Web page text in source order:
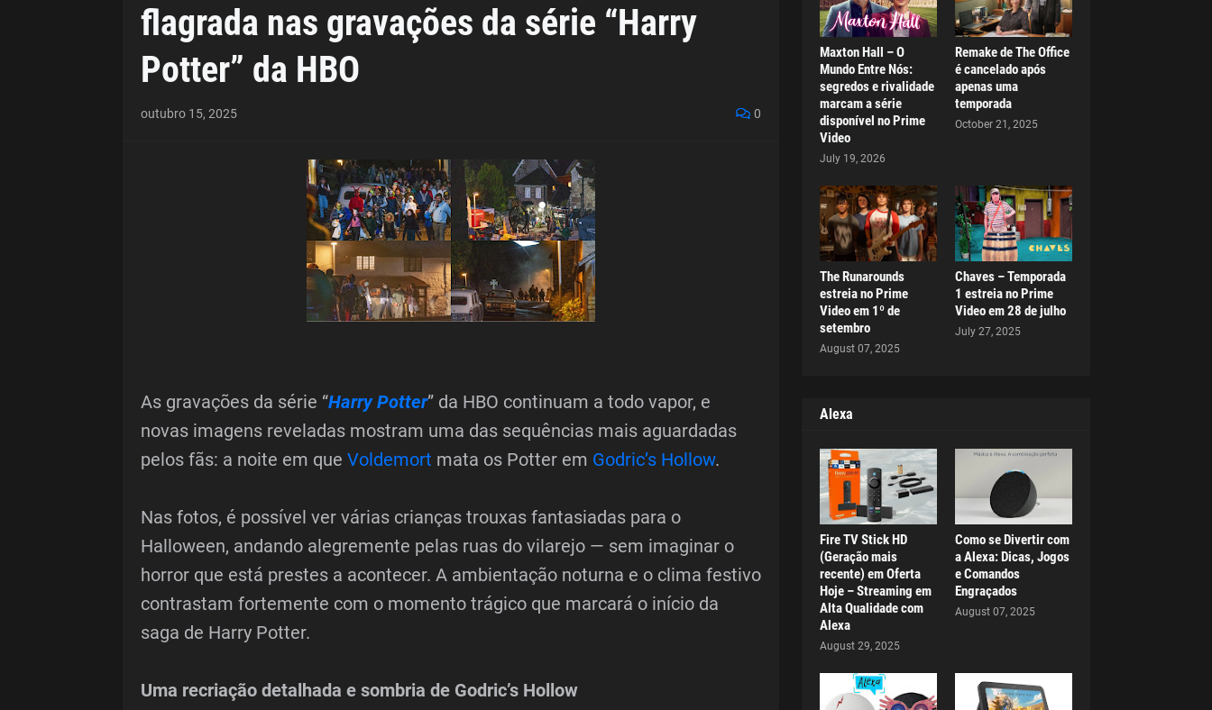
flagrada nas gravações da série “Harry
Potter” da HBO
outubro 15, 2025 0
As gravações da série “Harry Potter” da HBO continuam a todo vapor, e
novas imagens reveladas mostram uma das sequências mais aguardadas
pelos fãs: a noite em que Voldemort mata os Potter em Godric’s Hollow.
Nas fotos, é possível ver várias crianças trouxas fantasiadas para o
Halloween, andando alegremente pelas ruas do vilarejo — sem imaginar o
horror que está prestes a acontecer. A ambientação noturna e o clima festivo
contrastam fortemente com o momento trágico que marcará o início da
saga de Harry Potter.
Uma recriação detalhada e sombria de Godric’s Hollow
Maxton Hall – O
Mundo Entre Nós:
segredos e rivalidade
marcam a série
disponível no Prime
Video
July 19, 2026
Remake de The Office
é cancelado após
apenas uma
temporada
October 21, 2025
The Runarounds
estreia no Prime
Video em 1º de
setembro
August 07, 2025
Chaves – Temporada
1 estreia no Prime
Video em 28 de julho
July 27, 2025
Alexa
Fire TV Stick HD
(Geração mais
recente) em Oferta
Hoje – Streaming em
Alta Qualidade com
Alexa
August 29, 2025
Como se Divertir com
a Alexa: Dicas, Jogos
e Comandos
Engraçados
August 07, 2025